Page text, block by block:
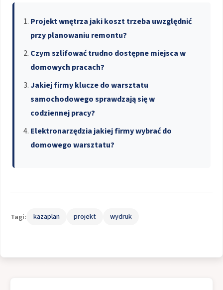
Projekt wnętrza jaki koszt trzeba uwzględnić
przy planowaniu remontu?
Czym szlifować trudno dostępne miejsca w
domowych pracach?
Jakiej firmy klucze do warsztatu
samochodowego sprawdzają się w
codziennej pracy?
Elektronarzędzia jakiej firmy wybrać do
domowego warsztatu?
Tagi: kazaplan projekt wydruk